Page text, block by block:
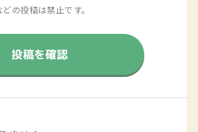
の投稿は禁止です。
投稿を確認